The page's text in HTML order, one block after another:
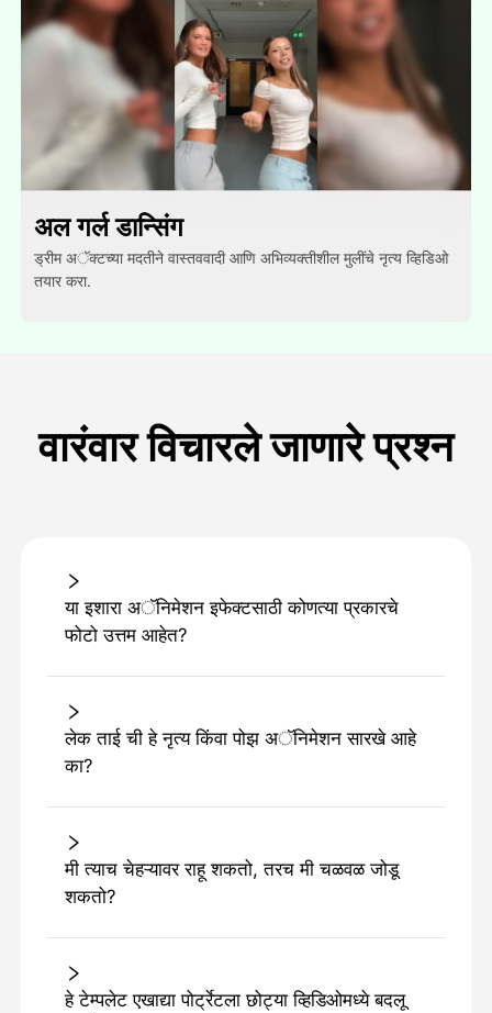
अल गर्ल डान्सिंग
ड्रीम अॅक्टच्या मदतीने वास्तववादी आणि अभिव्यक्तीशील मुलींचे नृत्य व्हिडिओ
तयार करा.
वारंवार विचारले जाणारे प्रश्न
या इशारा अॅनिमेशन इफेक्टसाठी कोणत्या प्रकारचे
फोटो उत्तम आहेत?
लेक ताई ची हे नृत्य किंवा पोझ अॅनिमेशन सारखे आहे
का?
मी त्याच चेहऱ्यावर राहू शकतो, तरच मी चळवळ जोडू
शकतो?
हे टेम्पलेट एखाद्या पोर्ट्रेटला छोट्या व्हिडिओमध्ये बदलू